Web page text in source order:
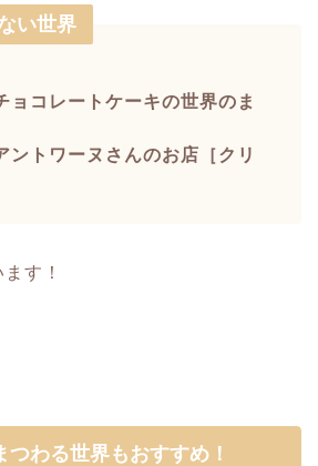
い世界
ョコレートケーキの世界のま
ントワーヌさんのお店［クリ
す！
つわる世界もおすすめ！